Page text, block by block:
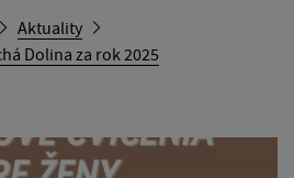
Aktuality
Dolina za rok 2025